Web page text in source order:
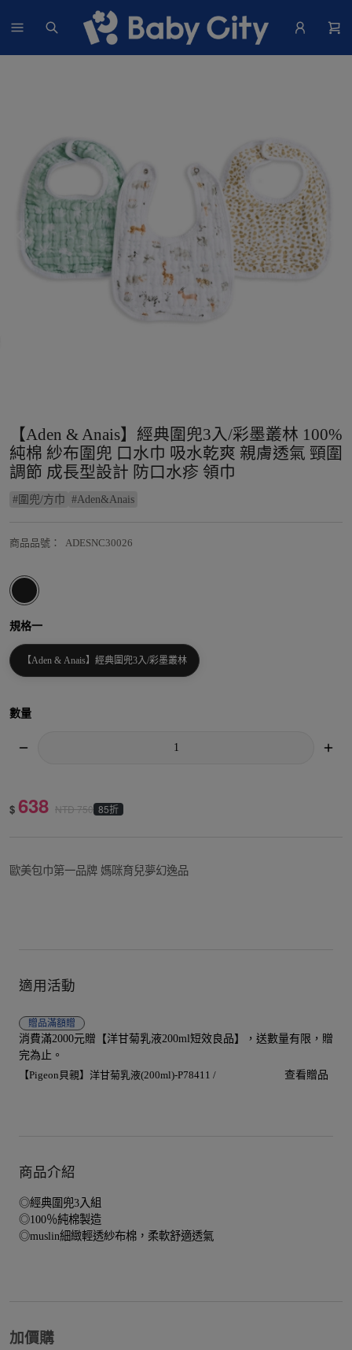
【Aden & Anais】經典圍兜3入/彩墨叢林 100%
純棉 紗布圍兜 口水巾 吸水乾爽 親膚透氣 頸圍
調節 成長型設計 防口水疹 領巾
# 圍兜/方巾 #Aden&Anais
商品品號 ： ADESNC30026
規格一
【Aden & Anais】經典圍兜3入/彩墨叢林
數量
$ 638 NTD750 85折
歐美包巾第一品牌 媽咪育兒夢幻逸品
適用活動
贈品滿額贈
消費滿2000元贈【洋甘菊乳液200ml短效良品】，送數量有限，贈
完為止。
【Pigeon貝親】洋甘菊乳液(200ml)-P78411 /
查看贈品
商品介紹
◎經典圍兜3入組
◎100％純棉製造
◎muslin細緻輕透紗布棉，柔軟舒適透氣
加價購